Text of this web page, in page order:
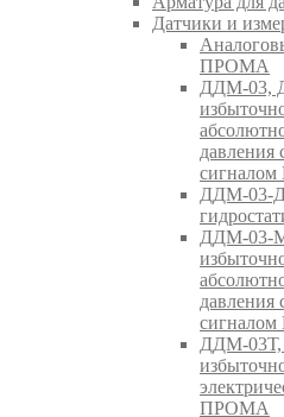
Датчики и
ПРОМА
ДДМ-03,
давления
ДДМ-03-
ДДМ-03-
давления
ДДМ-03Т,
ПРОМА